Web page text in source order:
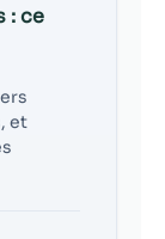
: ce
et